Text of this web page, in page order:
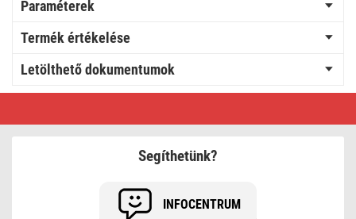
Paraméterek
Termék értékelése
Letölthető dokumentumok
LORI
Segíthetünk?
INFOCENTRUM